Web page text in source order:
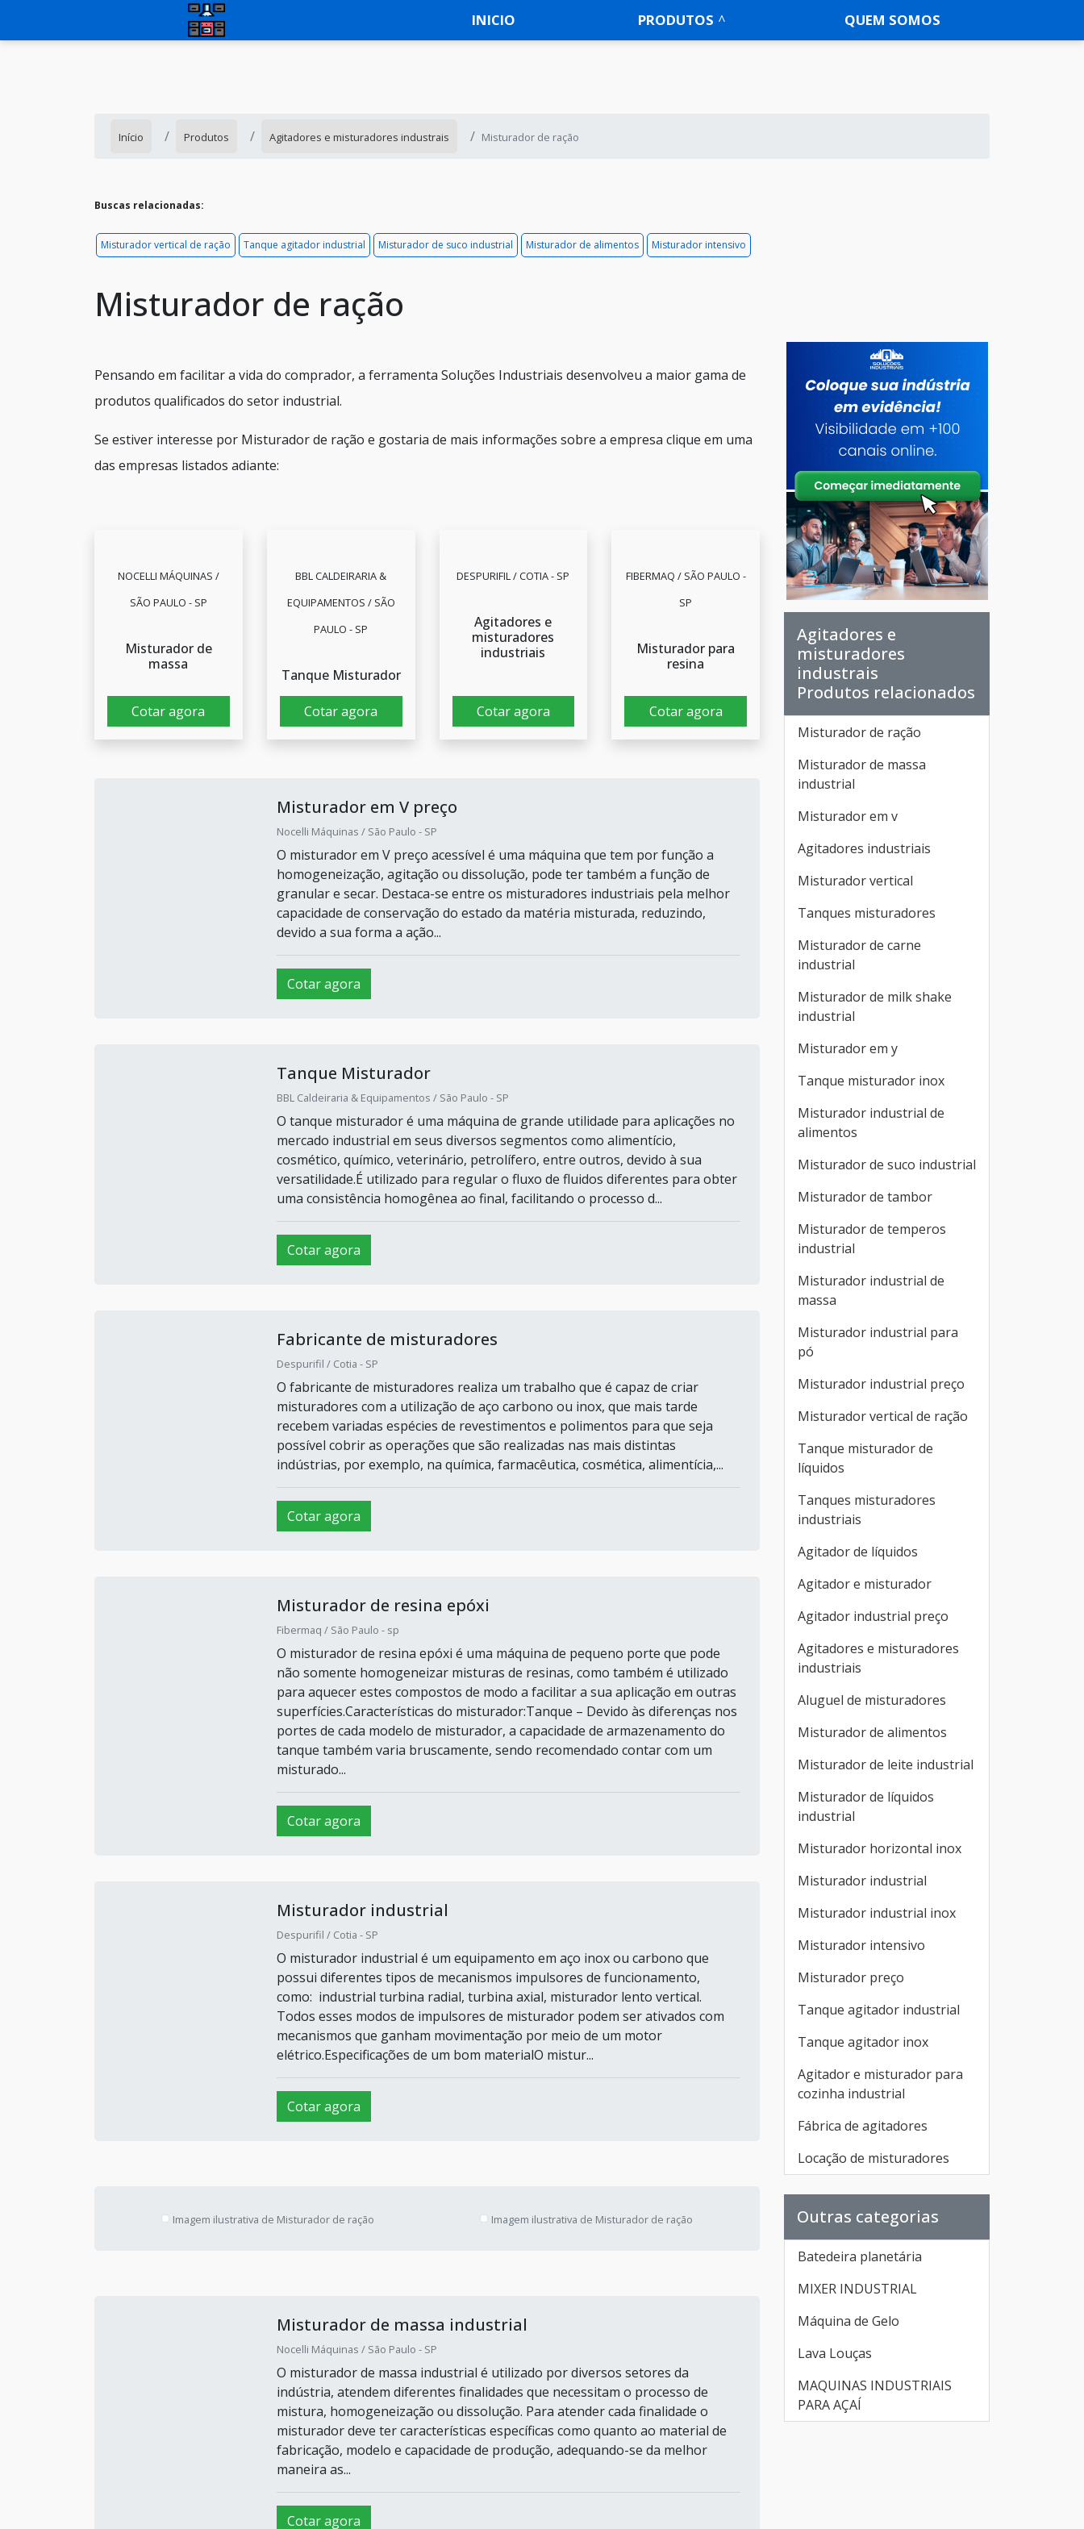
INICIO PRODUTOS QUEM SOMOS
Início Produtos Agitadores e misturadores industrais Misturador de ração
Buscas relacionadas:
Misturador vertical de ração Tanque agitador industrial Misturador de suco industrial Misturador de alimentos Misturador intensivo
Misturador de ração
Pensando em facilitar a vida do comprador, a ferramenta Soluções Industriais desenvolveu a maior gama de
produtos qualificados do setor industrial.
Se estiver interesse por Misturador de ração e gostaria de mais informações sobre a empresa clique em uma
das empresas listados adiante:
NOCELLI MÁQUINAS /
SÃO PAULO - SP
Misturador de
massa
Cotar agora
BBL CALDEIRARIA &
EQUIPAMENTOS / SÃO
PAULO - SP
Tanque Misturador
Cotar agora
DESPURIFIL / COTIA - SP
Agitadores e
misturadores
industriais
Cotar agora
FIBERMAQ / SÃO PAULO -
SP
Misturador para
resina
Cotar agora
Misturador em V preço
Nocelli Máquinas / São Paulo - SP
O misturador em V preço acessível é uma máquina que tem por função a
homogeneização, agitação ou dissolução, pode ter também a função de
granular e secar. Destaca-se entre os misturadores industriais pela melhor
capacidade de conservação do estado da matéria misturada, reduzindo,
devido a sua forma a ação...
Cotar agora
Tanque Misturador
BBL Caldeiraria & Equipamentos / São Paulo - SP
O tanque misturador é uma máquina de grande utilidade para aplicações no
mercado industrial em seus diversos segmentos como alimentício,
cosmético, químico, veterinário, petrolífero, entre outros, devido à sua
versatilidade.É utilizado para regular o fluxo de fluidos diferentes para obter
uma consistência homogênea ao final, facilitando o processo d...
Cotar agora
Fabricante de misturadores
Despurifil / Cotia - SP
O fabricante de misturadores realiza um trabalho que é capaz de criar
misturadores com a utilização de aço carbono ou inox, que mais tarde
recebem variadas espécies de revestimentos e polimentos para que seja
possível cobrir as operações que são realizadas nas mais distintas
indústrias, por exemplo, na química, farmacêutica, cosmética, alimentícia,...
Cotar agora
Misturador de resina epóxi
Fibermaq / São Paulo - sp
O misturador de resina epóxi é uma máquina de pequeno porte que pode
não somente homogeneizar misturas de resinas, como também é utilizado
para aquecer estes compostos de modo a facilitar a sua aplicação em outras
superfícies.Características do misturador:Tanque – Devido às diferenças nos
portes de cada modelo de misturador, a capacidade de armazenamento do
tanque também varia bruscamente, sendo recomendado contar com um
misturado...
Cotar agora
Misturador industrial
Despurifil / Cotia - SP
O misturador industrial é um equipamento em aço inox ou carbono que
possui diferentes tipos de mecanismos impulsores de funcionamento,
como: industrial turbina radial, turbina axial, misturador lento vertical.
Todos esses modos de impulsores de misturador podem ser ativados com
mecanismos que ganham movimentação por meio de um motor
elétrico.Especificações de um bom materialO mistur...
Cotar agora
Imagem ilustrativa de Misturador de ração Imagem ilustrativa de Misturador de ração
Misturador de massa industrial
Nocelli Máquinas / São Paulo - SP
O misturador de massa industrial é utilizado por diversos setores da
indústria, atendem diferentes finalidades que necessitam o processo de
mistura, homogeneização ou dissolução. Para atender cada finalidade o
misturador deve ter características específicas como quanto ao material de
fabricação, modelo e capacidade de produção, adequando-se da melhor
maneira as...
Cotar agora
Agitadores e
misturadores
industrais
Produtos relacionados
Misturador de ração
Misturador de massa
industrial
Misturador em v
Agitadores industriais
Misturador vertical
Tanques misturadores
Misturador de carne
industrial
Misturador de milk shake
industrial
Misturador em y
Tanque misturador inox
Misturador industrial de
alimentos
Misturador de suco industrial
Misturador de tambor
Misturador de temperos
industrial
Misturador industrial de
massa
Misturador industrial para
pó
Misturador industrial preço
Misturador vertical de ração
Tanque misturador de
líquidos
Tanques misturadores
industriais
Agitador de líquidos
Agitador e misturador
Agitador industrial preço
Agitadores e misturadores
industriais
Aluguel de misturadores
Misturador de alimentos
Misturador de leite industrial
Misturador de líquidos
industrial
Misturador horizontal inox
Misturador industrial
Misturador industrial inox
Misturador intensivo
Misturador preço
Tanque agitador industrial
Tanque agitador inox
Agitador e misturador para
cozinha industrial
Fábrica de agitadores
Locação de misturadores
Outras categorias
Batedeira planetária
MIXER INDUSTRIAL
Máquina de Gelo
Lava Louças
MAQUINAS INDUSTRIAIS
PARA AÇAÍ